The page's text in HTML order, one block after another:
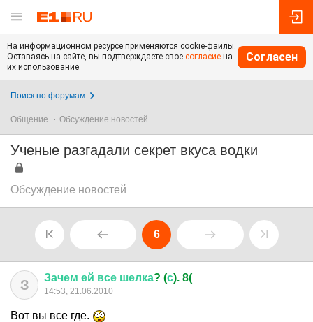
На информационном ресурсе применяются cookie-файлы.
Оставаясь на сайте, вы подтверждаете свое согласие на
их использование.
Согласен
Поиск по форумам
Общение Обсуждение новостей
Ученые разгадали секрет вкуса водки
Обсуждение новостей
6
З Зачем ей все шелка? (с). 8(
14:53, 21.06.2010
Вот вы все где.